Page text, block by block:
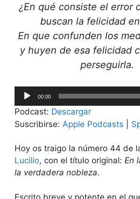
¿En qué consiste el error
buscan la felicidad
En que confunden los
y huyen de esa felicidad
perseguirla.
Reproductor
de
audio
00:00
Podcast: Descargar
Suscribirse: Apple Podcasts
Hoy os traigo la número 44 de
Lucilio, con el título original: En
la verdadera nobleza.
Escrito breve y potente en el